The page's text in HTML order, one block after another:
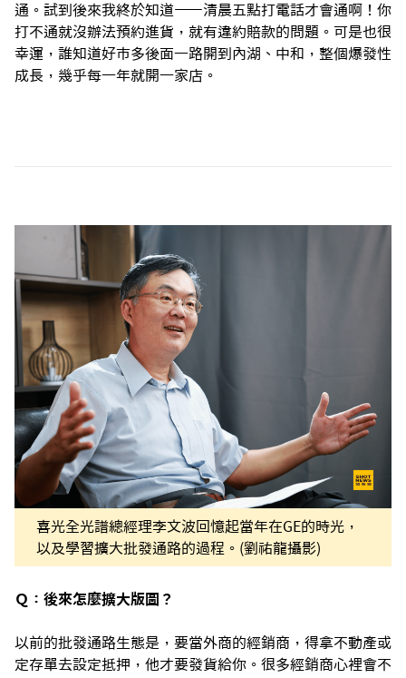
通。試到後來我終於知道——清晨五點打電話才會通啊！你
打不通就沒辦法預約進貨，就有違約賠款的問題。可是也很
幸運，誰知道好市多後面一路開到內湖、中和，整個爆發性
成長，幾乎每一年就開一家店。
喜光全光譜總經理李文波回憶起當年在GE的時光，
以及學習擴大批發通路的過程。(劉祐龍攝影)
Ｑ：後來怎麼擴大版圖？
以前的批發通路生態是，要當外商的經銷商，得拿不動產或
定存單去設定抵押，他才要發貨給你。很多經銷商心裡會不